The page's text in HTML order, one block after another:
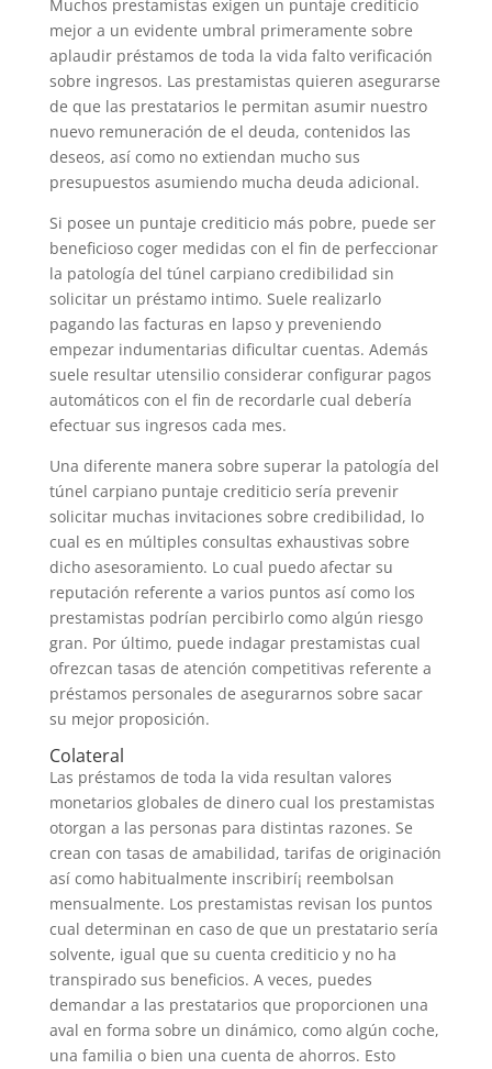
Muchos prestamistas exigen un puntaje crediticio
mejor a un evidente umbral primeramente sobre
aplaudir préstamos de toda la vida falto verificación
sobre ingresos. Las prestamistas quieren asegurarse
de que las prestatarios le permitan asumir nuestro
nuevo remuneración de el deuda, contenidos las
deseos, así­ como no extiendan mucho sus
presupuestos asumiendo mucha deuda adicional.
Si posee un puntaje crediticio más pobre, puede ser
beneficioso coger medidas con el fin de perfeccionar
la patologí­a del túnel carpiano credibilidad sin
solicitar un préstamo intimo. Suele realizarlo
pagando las facturas en lapso y preveniendo
empezar indumentarias dificultar cuentas. Además
suele resultar utensilio considerar configurar pagos
automáticos con el fin de recordarle cual debería
efectuar sus ingresos cada mes.
Una diferente manera sobre superar la patologí­a del
túnel carpiano puntaje crediticio serí­a prevenir
solicitar muchas invitaciones sobre credibilidad, lo
cual es en múltiples consultas exhaustivas sobre
dicho asesoramiento. Lo cual puedo afectar su
reputación referente a varios puntos así­ como los
prestamistas podrían percibirlo como algún riesgo
gran. Por último, puede indagar prestamistas cual
ofrezcan tasas de atención competitivas referente a
préstamos personales de asegurarnos sobre sacar
su mejor proposición.
Colateral
Las préstamos de toda la vida resultan valores
monetarios globales de dinero cual los prestamistas
otorgan a las personas para distintas razones. Se
crean con tasas de amabilidad, tarifas de originación
así­ como habitualmente inscribirí¡ reembolsan
mensualmente. Los prestamistas revisan los puntos
cual determinan en caso de que un prestatario serí­a
solvente, igual que su cuenta crediticio y no ha
transpirado sus beneficios. A veces, puedes
demandar a las prestatarios que proporcionen una
aval en forma sobre un dinámico, como algún coche,
una familia o bien una cuenta de ahorros. Esto